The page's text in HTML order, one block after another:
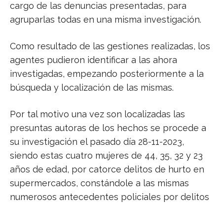
cargo de las denuncias presentadas, para
agruparlas todas en una misma investigación.
Como resultado de las gestiones realizadas, los
agentes pudieron identificar a las ahora
investigadas, empezando posteriormente a la
búsqueda y localización de las mismas.
Por tal motivo una vez son localizadas las
presuntas autoras de los hechos se procede a
su investigación el pasado día 28-11-2023,
siendo estas cuatro mujeres de 44, 35, 32 y 23
años de edad, por catorce delitos de hurto en
supermercados, constándole a las mismas
numerosos antecedentes policiales por delitos